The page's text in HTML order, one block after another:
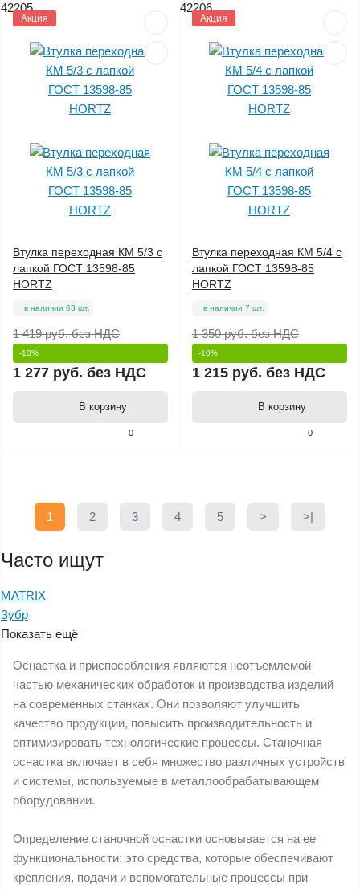
42205
Акция
0
Втулка переходная КМ 5/3 с
лапкой ГОСТ 13598-85
HORTZ
в наличии 63 шт.
1 419 руб.без НДС
-10%
1 277 руб. без НДС
В корзину
42206
Акция
0
Втулка переходная КМ 5/4 с
лапкой ГОСТ 13598-85
HORTZ
в наличии 7 шт.
1 350 руб.без НДС
-10%
1 215 руб. без НДС
В корзину
1 2 3 4 5 > >|
Часто ищут
MATRIX
Зубр
Показать ещё
Оснастка и приспособления являются неотъемлемой
частью механических обработок и производства изделий
на современных станках. Они позволяют улучшить
качество продукции, повысить производительность и
оптимизировать технологические процессы. Станочная
оснастка включает в себя множество различных устройств
и системы, используемые в металлообрабатывающем
оборудовании.
Определение станочной оснастки основывается на ее
функциональности: это средства, которые обеспечивают
крепления, подачи и вспомогательные процессы при